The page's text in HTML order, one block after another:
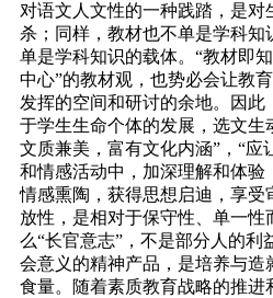
对语文人文性的一种践踏，是对
杀；同样，教材也不单是学科知
单是学科知识的载体。“教材即
中心”的教材观，也势必会让教
发挥的空间和研讨的余地。因此
于学生生命个体的发展，选文生
文质兼美，富有文化内涵”，“应
和情感活动中，加深理解和体验
情感熏陶，获得思想启迪，
放性，是相对于保守性、单一性
么“长官意志”，不是部分人的利
会意义的精神产品，是培养与造
食量。随着素质教育战略的推进